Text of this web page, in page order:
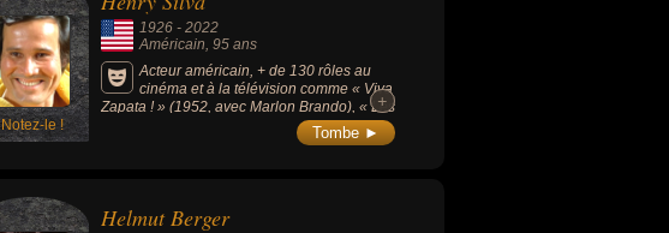
Notez-le !
1926 -2022
Américain , 95 ans
Acteur américain, + de 130 rôles au
cinéma et à la télévision comme « Viva
Zapata ! » (1952, avec Marlon Brando), « Les
Incorruptibles » (série de 1960-1962), «
Virus » (1980, anticipation) ou « Ocean's
+
+
Tombe ►
Helmut Berger